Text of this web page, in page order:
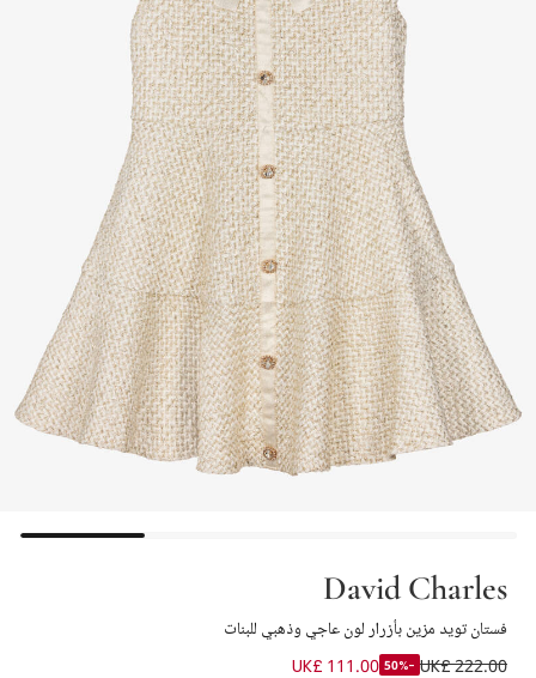
David Charles
فستان تويد مزين بأزرار لون عاجي وذهبي للبنات
UK£ 222.00
-50%
UK£ 111.00